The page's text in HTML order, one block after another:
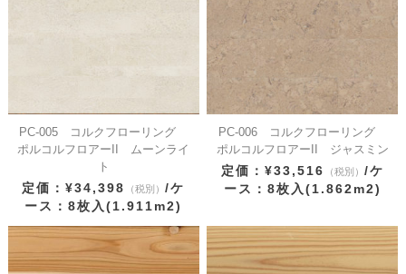
PC-005 コルクフローリング
ポルコルフロアーII ムーンライ
ト
定価：¥34,398 （税別）/ケ
ース：8枚入(1.911m2)
PC-006 コルクフローリング
ポルコルフロアーII ジャスミン
定価：¥33,516 （税別） /ケ
ース：8枚入(1.862m2)